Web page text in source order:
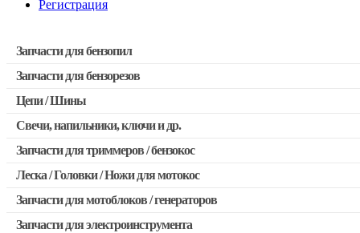
Регистрация
Запчасти для бензопил
Запчасти для бензопил Stihl
Запчасти для бензопил Husqvarna, Partner
Запчасти для Китайских бензопил
Запчасти для бензопил Oleo-mac, Echo и др.
Запчасти для бензорезов
Цепи / Шины
Свечи, напильники, ключи и др.
Запчасти для триммеров / бензокос
Запчасти для Китайских триммеров
Запчасти для мотокос Stihl / Husqvarna / Oleo-mac / Echo и
Леска / Головки / Ножи для мотокос
Запчасти для мотоблоков / генераторов
Запчасти для электроинструмента